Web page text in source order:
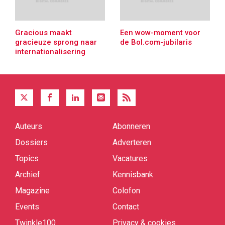
Gracious maakt
gracieuze sprong naar
internationalisering
Een wow-moment voor
de Bol.com-jubilaris
Quick
Auteurs
Dossiers
Topics
Archief
Magazine
Events
Twinkle100
Abonneren
Adverteren
Vacatures
Kennisbank
Colofon
Contact
Privacy & cookies